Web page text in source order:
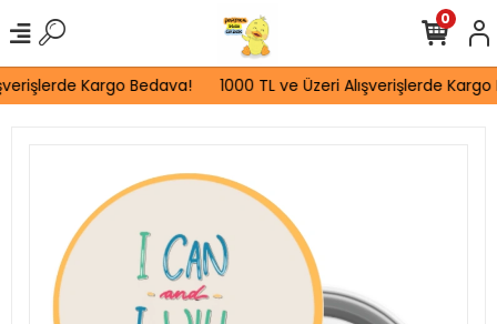
Kargo Bedava! 1000 TL ve Üzeri Alışverişlerde Kargo
0